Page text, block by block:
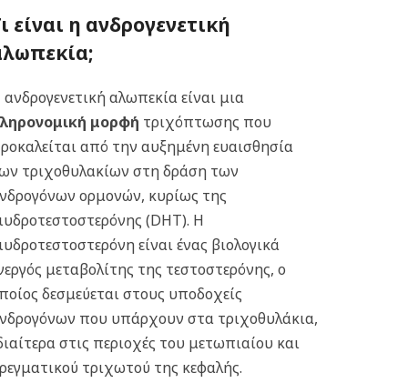
είναι η ανδρογενετική
αλωπεκία είναι μια
μορφή τριχόπτωσης που
από την αυξημένη ευαισθησία
τριχοθυλακίων στη δράση των
ορμονών, κυρίως της
(DHT). Η
είναι ένας βιολογικά
μεταβολίτης της τεστοστερόνης, ο
δεσμεύεται στους υποδοχείς
που υπάρχουν στα τριχοθυλάκια,
στις περιοχές του μετωπιαίου και
τριχωτού της κεφαλής.